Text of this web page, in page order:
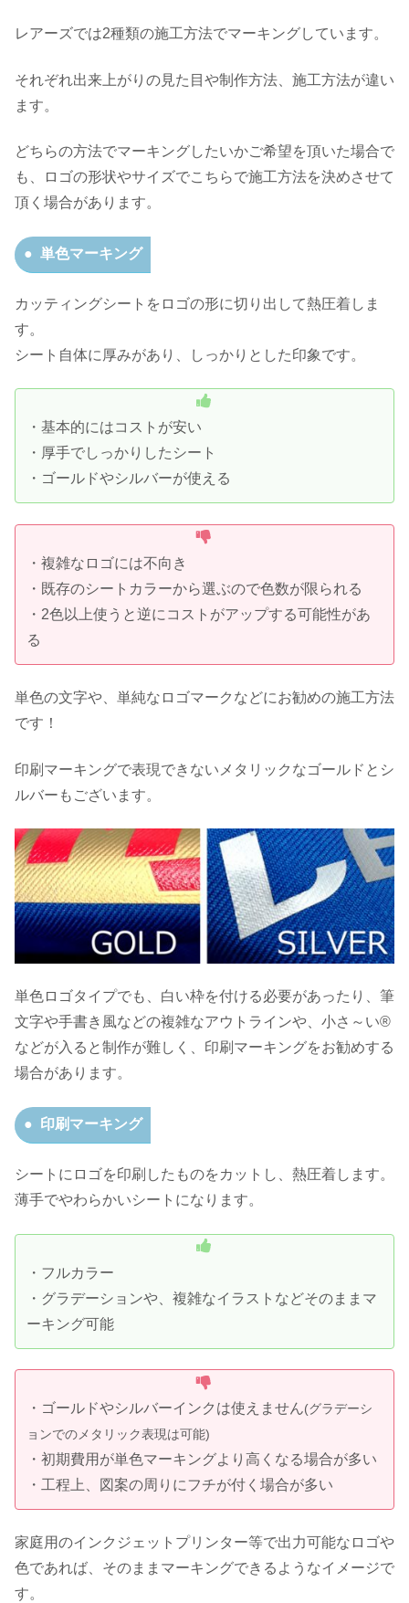
レアーズでは2種類の施工方法でマーキングしています。
それぞれ出来上がりの見た目や制作方法、施工方法が違い
ます。
どちらの方法でマーキングしたいかご希望を頂いた場合で
も、ロゴの形状やサイズでこちらで施工方法を決めさせて
頂く場合があります。
単色マーキング
カッティングシートをロゴの形に切り出して熱圧着しま
す。
シート自体に厚みがあり、しっかりとした印象です。
・基本的にはコストが安い
・厚手でしっかりしたシート
・ゴールドやシルバーが使える
・複雑なロゴには不向き
・既存のシートカラーから選ぶので色数が限られる
・2色以上使うと逆にコストがアップする可能性があ
る
単色の文字や、単純なロゴマークなどにお勧めの施工方法
です！
印刷マーキングで表現できないメタリックなゴールドとシ
ルバーもございます。
単色ロゴタイプでも、白い枠を付ける必要があったり、筆
文字や手書き風などの複雑なアウトラインや、小さ～い®
などが入ると制作が難しく、印刷マーキングをお勧めする
場合があります。
印刷マーキング
シートにロゴを印刷したものをカットし、熱圧着します。
薄手でやわらかいシートになります。
・フルカラー
・グラデーションや、複雑なイラストなどそのままマ
ーキング可能
・ゴールドやシルバーインクは使えません(グラデーシ
ョンでのメタリック表現は可能)
・初期費用が単色マーキングより高くなる場合が多い
・工程上、図案の周りにフチが付く場合が多い
家庭用のインクジェットプリンター等で出力可能なロゴや
色であれば、そのままマーキングできるようなイメージで
す。